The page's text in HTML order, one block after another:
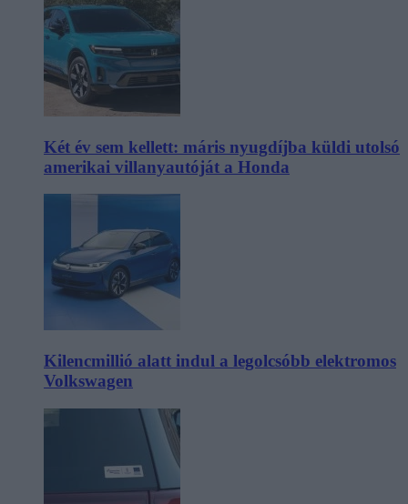
Két év sem kellett: máris nyugdíjba küldi utolsó
amerikai villanyautóját a Honda
Kilencmillió alatt indul a legolcsóbb elektromos
Volkswagen